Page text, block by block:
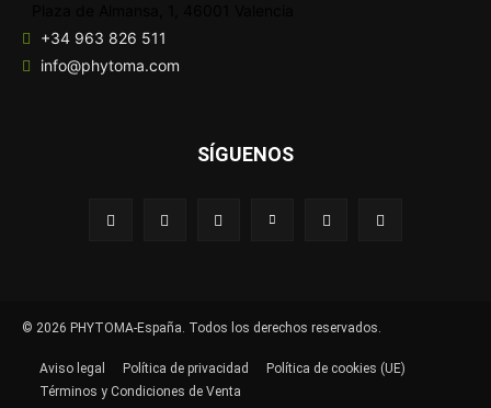
+34 963 826 511
info@phytoma.com
SÍGUENOS
© 2026 PHYTOMA-España. Todos los derechos reservados.
Aviso legal Política de privacidad
Política de cookies (UE)
Términos y Condiciones de Venta